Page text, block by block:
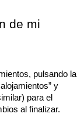
de mi
pulsando la
y
para el
al finalizar.